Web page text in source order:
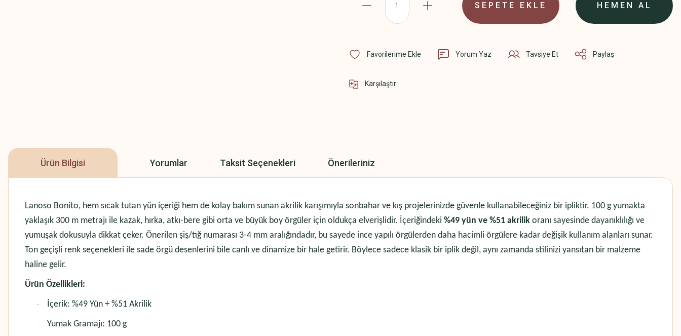
SEPETE EKLE HEMEN AL
Yorum Yaz Tavsiye Et Paylaş
Karşılaştır
Ürün Bilgisi Yorumlar Taksit Seçenekleri Önerileriniz
Lanoso Bonito, hem sıcak tutan yün içeriği hem de kolay bakım sunan akrilik karışımıyla sonbahar ve kış projelerinizde güvenle kullanabileceğiniz bir ipliktir. 100 g yumakta
yaklaşık 300 m metrajı ile kazak, hırka, atkı-bere gibi orta ve büyük boy örgüler için oldukça elverişlidir. İçeriğindeki %49 yün ve %51 akrilik oranı sayesinde dayanıklılığı ve
yumuşak dokusuyla dikkat çeker. Önerilen şiş/tığ numarası 3-4 mm aralığındadır, bu sayede ince yapılı örgülerden daha hacimli örgülere kadar değişik kullanım alanları sunar.
Ton geçişli renk seçenekleri ile sade örgü desenlerini bile canlı ve dinamize bir hale getirir. Böylece sadece klasik bir iplik değil, aynı zamanda stilinizi yansıtan bir malzeme
haline gelir.
Ürün Özellikleri:
· İçerik: %49 Yün + %51 Akrilik
· Yumak Gramajı: 100 g